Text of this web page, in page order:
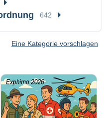
642
Eine Kategorie vorschlagen